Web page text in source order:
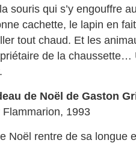
souris qui s’y engouffre
cachette, le lapin en
tout chaud. Et les
de la
de Noël de Gaston
Flammarion, 1993
Noël rentre de sa longue